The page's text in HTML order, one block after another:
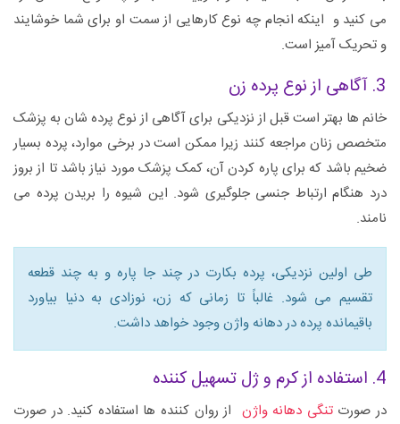
می کنید و اینکه انجام چه نوع کارهایی از سمت او برای شما خوشایند
و تحریک آمیز است.
3. آگاهی از نوع پرده زن
خانم ها بهتر است قبل از نزدیکی برای آگاهی از نوع پرده شان به پزشک
متخصص زنان مراجعه کنند زیرا ممکن است در برخی موارد، پرده بسیار
ضخیم باشد که برای پاره کردن آن، کمک پزشک مورد نیاز باشد تا از بروز
درد هنگام ارتباط جنسی جلوگیری شود. این شیوه را بریدن پرده می
نامند.
طی اولین نزدیکی، پرده بکارت در چند جا پاره و به چند قطعه
تقسیم می شود. غالباً تا زمانی که زن، نوزادی به دنیا بیاورد
باقیمانده پرده در دهانه واژن وجود خواهد داشت.
4. استفاده از کرم و ژل تسهیل کننده
در صورتتنگی دهانه واژن از روان کننده ها استفاده کنید. در صورت